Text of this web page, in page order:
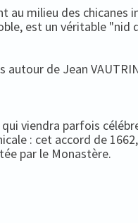
au milieu des chicanes
est un véritable "nid
autour de Jean
viendra parfois
: cet accord de
par le Monastère.